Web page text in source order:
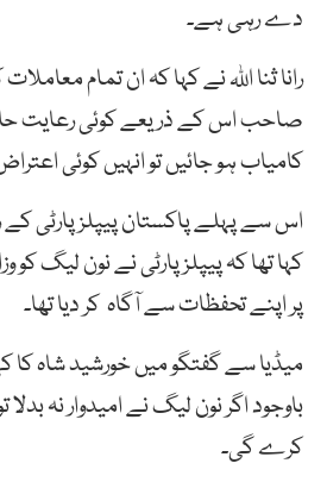
دے رہی ہے۔
رانا ثنا اللہ نے کہا کہ ان تمام
صاحب اس کے ذریعے کوئی رعایت
کامیاب ہو جائیں تو انہیں کوئی
اس سے پہلے پاکستان پیپلزپارٹی کے
کہا تھا کہ پیپلز پارٹی نے نون لیگ
پر اپنے تحفظات سے آگاہ کر دیا تھا۔
میڈیا سے گفتگو میں خورشید شاہ کا
باوجود اگر نون لیگ نے امیدوار نہ بدلا
کرے گی۔